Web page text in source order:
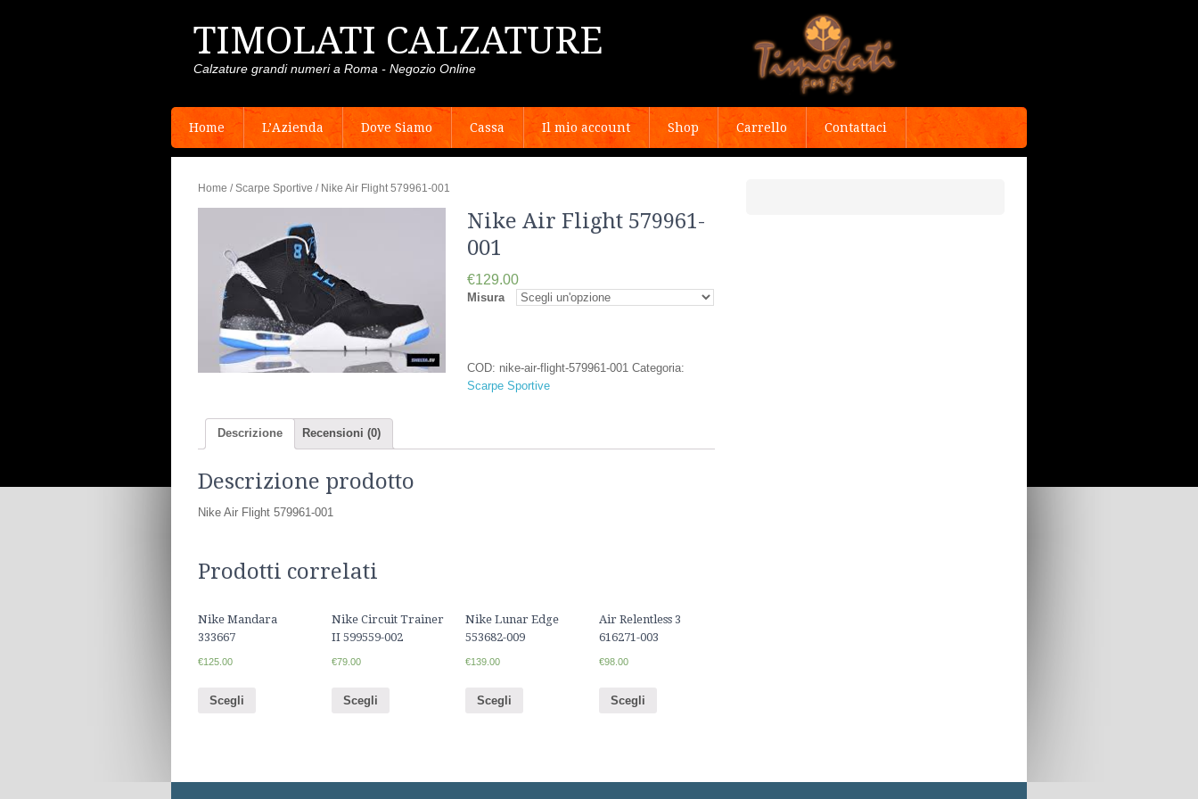
TIMOLATI CALZATURE
Calzature grandi numeri a Roma - Negozio Online
Home L’Azienda Dove Siamo Cassa Il mio account Shop Carrello Contattaci
Home /Scarpe Sportive / Nike Air Flight 579961-001
Nike Air Flight 579961-
001
€129.00
Misura
COD: nike-air-flight-579961-001 Categoria:
Scarpe Sportive
Descrizione Recensioni (0)
Descrizione prodotto
Nike Air Flight 579961-001
Prodotti correlati
Nike Mandara
333667
€125.00
Scegli
Nike Circuit Trainer
II 599559-002
€79.00
Scegli
Nike Lunar Edge
553682-009
€139.00
Scegli
Air Relentless 3
616271-003
€98.00
Scegli